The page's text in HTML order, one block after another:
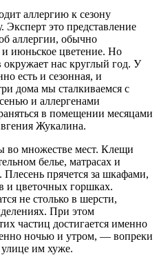
аллергию к сезону
это представление
аллергии, обычно
июньское цветение. Но
окружает нас круглый год. У
есть и сезонная, и
дома мы сталкиваемся с
и аллергенами
в помещении месяцами
Жукалина.
во множестве мест. Клещи
белье, матрасах и
прячется за шкафами,
и цветочных горшках.
не столько в шерсти,
При этом
частиц достигается именно
ночью и утром, — вопреки
им хуже.